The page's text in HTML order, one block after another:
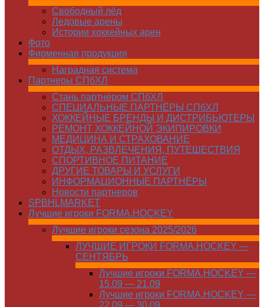
Свободный лёд
Ледовые арены
Истории хоккейных арен
Фото
Фирменная продукция
Наградная система
Партнеры СПбХЛ
Стань партнёром СПбХЛ
СПЕЦИАЛЬНЫЕ ПАРТНЁРЫ СПбХЛ
ХОККЕЙНЫЕ БРЕНДЫ И ДИСТРИБЬЮТЕРЫ
РЕМОНТ ХОККЕЙНОЙ ЭКИПИРОВКИ
МЕДИЦИНА И СТРАХОВАНИЕ
ОТДЫХ, РАЗВЛЕЧЕНИЯ, ПУТЕШЕСТВИЯ
СПОРТИВНОЕ ПИТАНИЕ
ДРУГИЕ ТОВАРЫ И УСЛУГИ
ИНФОРМАЦИОННЫЕ ПАРТНЁРЫ
Новости партнеров
SPBHLMARKET
Лучшие игроки FORMA.HOCKEY
Лучшие игроки сезона 2025/2026
ЛУЧШИЕ ИГРОКИ FORMA.HOCKEY —
СЕНТЯБРЬ
Лучшие игроки FORMA.HOCKEY —
15.09 — 21.09
Лучшие игроки FORMA.HOCKEY —
22.09 — 30.09